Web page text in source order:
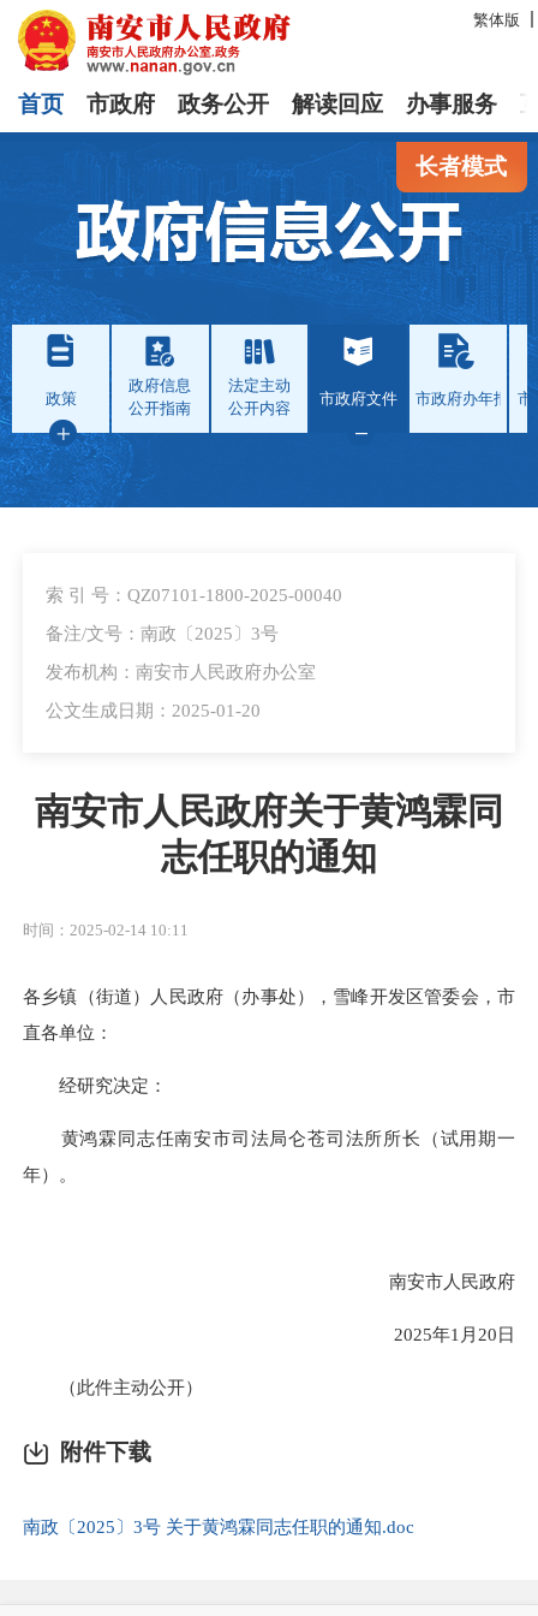
繁体版
首页 市政府 政务公开 解读回应 办事服务
长者模式
政策
政府信息
公开指南
法定主动
公开内容
市政府文件 市政府办年报 市
索 引 号：QZ07101-1800-2025-00040
备注/文号：南政〔2025〕3号
发布机构：南安市人民政府办公室
公文生成日期：2025-01-20
南安市人民政府关于黄鸿霖同
志任职的通知
时间：2025-02-14 10:11
各乡镇（街道）人民政府（办事处），雪峰开发区管委会，市
直各单位：
经研究决定：
黄鸿霖同志任南安市司法局仑苍司法所所长（试用期一
年）。
南安市人民政府
2025年1月20日
（此件主动公开）
附件下载
南政〔2025〕3号 关于黄鸿霖同志任职的通知.doc